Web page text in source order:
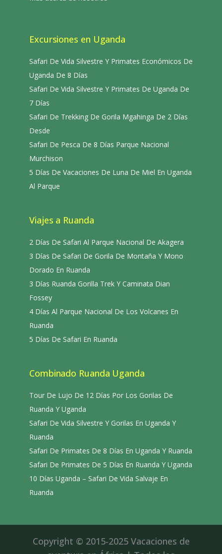
Excursiones en Uganda
Safari De Vida Silvestre Y Primates Económicos De
Uganda De 8 Días
Safari De Vida Silvestre Y Primates De Uganda De
7 Días
Safari De Trekking De Gorila Mgahinga De 2 Días
Desde
Safari De Pesca De 8 Días Parque Nacional
Murchison
5 Días De Vacaciones De Luna De Miel En Uganda
Al Parque
Viajes a Ruanda
2 Días De Safari Al Parque Nacional De Akagera
3 Días De Safari De Gorila De Montaña Y Mono
Dorado En Ruanda
3 Días Ruanda Gorilla Trek Y Caminata Dian
Fossey
4 Días Al Parque Nacional De Los Volcanes En
Ruanda
5 Días De Safari En Ruanda
Combinado Ruanda Uganda
Tour De Lujo De 12 Días Por Los Gorilas De
Ruanda Y Uganda
Safari De Vida Silvestre Y Gorilas En Uganda Y
Ruanda
Safari De Primates De 8 Días En Uganda Y Ruanda
Safari De Primates De 5 Días En Ruanda Y Uganda
10 Días Uganda – Safari De Vida Salvaje En
Ruanda
Copyright © 2015-2025 Vacaciones de